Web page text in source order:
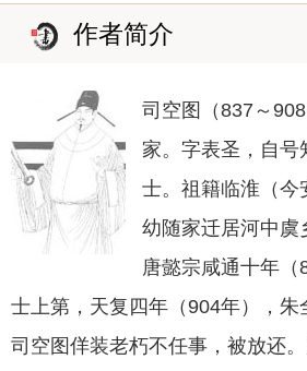
作者简介
司空图（837～
家。字表圣，自
士。祖籍临淮（今
幼随家迁居河中虞
唐懿宗咸通十年
士上第，天复四年（904年），朱
司空图佯装老朽不任事，被放还